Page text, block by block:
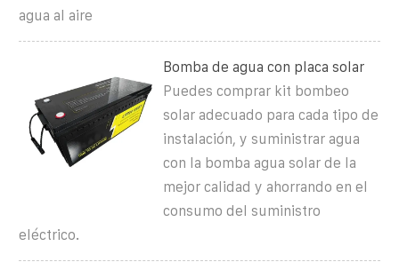
agua al aire
Bomba de agua con placa solar
Puedes comprar kit bombeo
solar adecuado para cada tipo de
instalación, y suministrar agua
con la bomba agua solar de la
mejor calidad y ahorrando en el
consumo del suministro
eléctrico.